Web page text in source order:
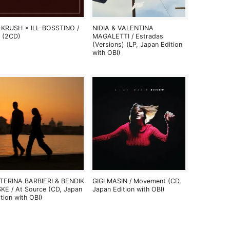
× ILL-BOSSTINO /
(2CD)
NIDIA & VALENTINA
MAGALETTI / Estradas
(Versions) (LP, Japan Edition
with OBI)
BARBIERI & BENDIK
/ At Source (CD, Japan
with OBI)
GIGI MASIN / Movement (CD,
Japan Edition with OBI)